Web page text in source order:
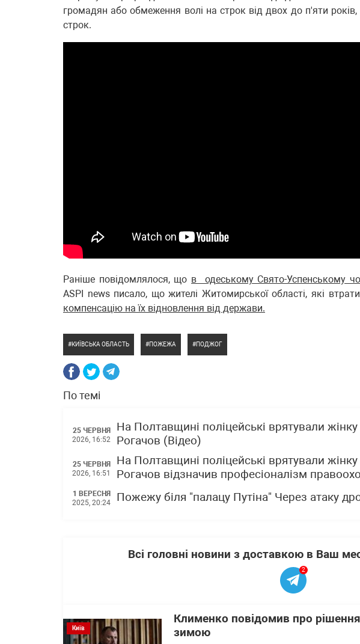
громадян або обмеження волі на строк від двох до п'яти
строк.
Раніше повідомлялося, що в одеському Свято-Успенському
ASPI news писало, що жителі Житомирської області, які
компенсацію на їх відновлення від держави.
КИЇВСЬКА ОБЛАСТЬ ПОЖЕЖА ПОДЖОГ
По темі
25 ЧЕРВНЯ
2026, 16:52
На Полтавщині поліцейські врятували
Рогачов (Відео)
25 ЧЕРВНЯ
2026, 16:51
На Полтавщині поліцейські врятували
Рогачов відзначив професіоналізм
1 ВЕРЕСНЯ
2025, 20:24
Пожежу біля "палацу Путіна" Через атаку
Всі головні новини з доставкою в Ваш
2
Київ
Клименко повідомив про
зимою